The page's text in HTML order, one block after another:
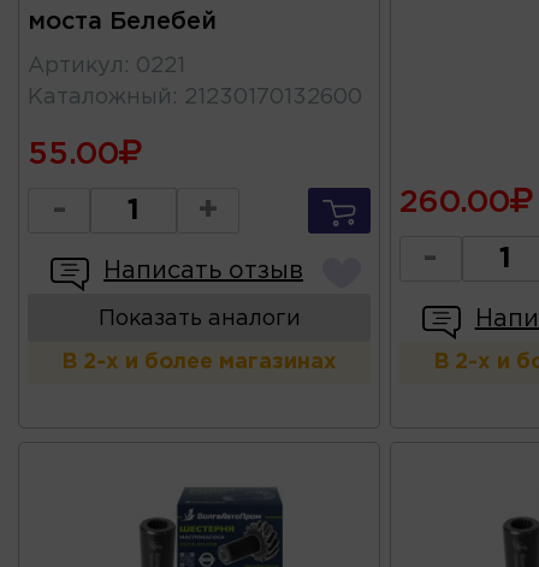
моста Белебей
Артикул : 0221
Каталожный : 21230170132600
55.00
- +
Написать отзыв
Показать аналоги
В 2-х и более магазинах
260.00
-
В 2-х и